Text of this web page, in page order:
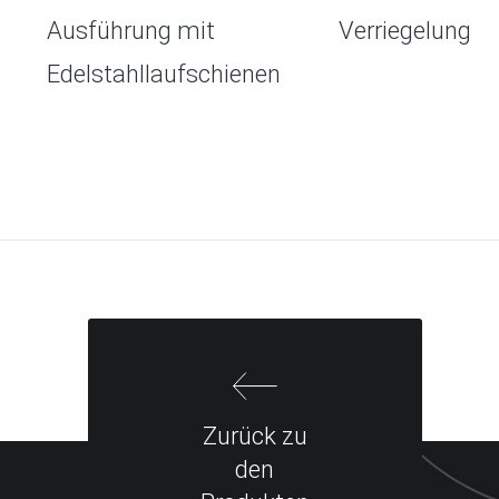
Ausführung mit
Edelstahllaufschienen
Verriegelung
Zurück zu
den